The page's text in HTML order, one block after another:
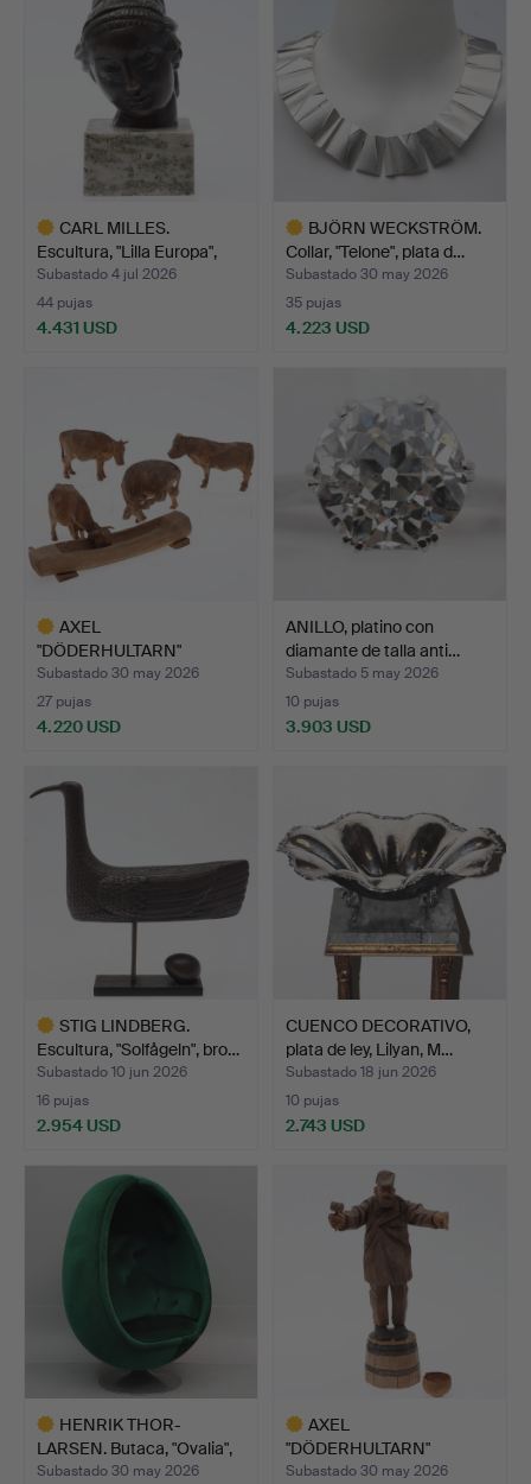
CARL MILLES.
Escultura, "Lilla Europa",
br…
Subastado 4 jul 2026
44 pujas
4.431 USD
BJÖRN WECKSTRÖM.
Collar, "Telone", plata d…
Subastado 30 may 2026
35 pujas
4.223 USD
AXEL
"DÖDERHULTARN"
PETERSSON. Escultura, …
Subastado 30 may 2026
27 pujas
4.220 USD
seleccionado
ANILLO, platino con
diamante de talla anti…
Subastado 5 may 2026
10 pujas
3.903 USD
STIG LINDBERG.
Escultura, "Solfågeln", bro…
Subastado 10 jun 2026
16 pujas
2.954 USD
seleccionado
CUENCO DECORATIVO,
plata de ley, Lilyan, M…
Subastado 18 jun 2026
10 pujas
2.743 USD
HENRIK THOR-
LARSEN. Butaca, "Ovalia",
Staf…
Subastado 30 may 2026
AXEL
"DÖDERHULTARN"
PETERSSON. Escultura, …
Subastado 30 may 2026